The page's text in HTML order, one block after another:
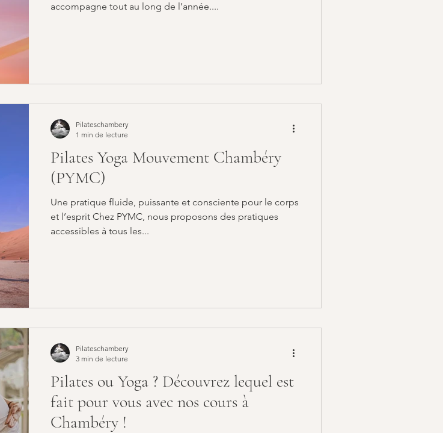
accompagne tout au long de l’année....
Pilates Yoga Mouvement Chambéry
(PYMC)
Une pratique fluide, puissante et consciente pour le corps
et l’esprit Chez PYMC, nous proposons des pratiques
accessibles à tous les...
Pilateschambery
1 min de lecture
Pilates ou Yoga ? Découvrez lequel est
fait pour vous avec nos cours à
Chambéry !
Pilateschambery
3 min de lecture